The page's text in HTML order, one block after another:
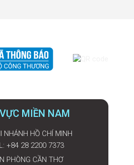
MIỀN NAM
NHÁNH HỒ CHÍ MINH
+84 28 2200 7373
PHÒNG CẦN THƠ